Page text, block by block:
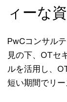
ィーな
PwCコンサル
見の下、OTセ
ルを活用し、
短い期間でリー